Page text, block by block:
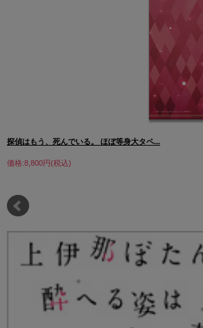
探偵はもう、死んでいる。 ほぼ等身大タペ...
価格:8,800円(税込)